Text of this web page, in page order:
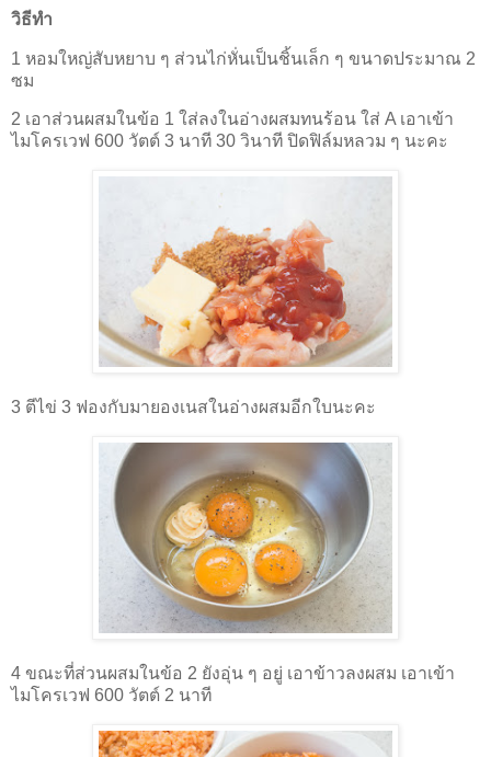
วิธีทำ
1 หอมใหญ่สับหยาบ ๆ ส่วนไก่หั่นเป็นชิ้นเล็ก ๆ ขนาดประมาณ 2
ซม
2 เอาส่วนผสมในข้อ 1 ใส่ลงในอ่างผสมทนร้อน ใส่ A เอาเข้า
ไมโครเวฟ 600 วัตต์ 3 นาที 30 วินาที ปิดฟิล์มหลวม ๆ นะคะ
3 ตีไข่ 3 ฟองกับมายองเนสในอ่างผสมอีกใบนะคะ
4 ขณะที่ส่วนผสมในข้อ 2 ยังอุ่น ๆ อยู่ เอาข้าวลงผสม เอาเข้า
ไมโครเวฟ 600 วัตต์ 2 นาที